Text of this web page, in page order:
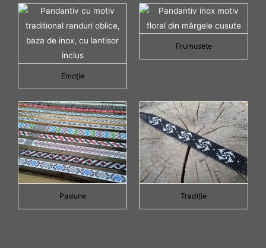
Emoţie
Frumuseţe
Pasiune Tradiţie